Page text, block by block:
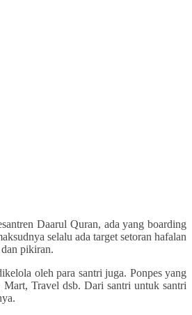
Daarul Quran, ada yang boarding
selalu ada target setoran hafalan
pikiran.
oleh para santri juga. Ponpes yang
Travel dsb. Dari santri untuk santri